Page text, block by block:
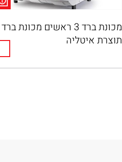
מכונת ברד 3 ראשים מכונת ברד
תוצרת איטליה